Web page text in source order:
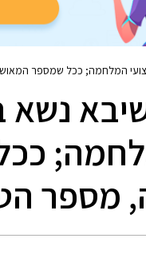
המלחמה; ככל שמספר
נשא
מספר